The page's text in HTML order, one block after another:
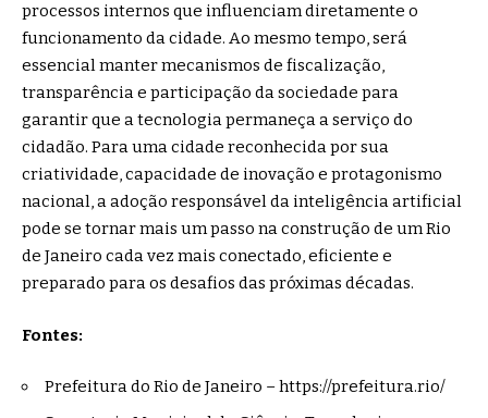
processos internos que influenciam diretamente o
funcionamento da cidade. Ao mesmo tempo, será
essencial manter mecanismos de fiscalização,
transparência e participação da sociedade para
garantir que a tecnologia permaneça a serviço do
cidadão. Para uma cidade reconhecida por sua
criatividade, capacidade de inovação e protagonismo
nacional, a adoção responsável da inteligência artificial
pode se tornar mais um passo na construção de um Rio
de Janeiro cada vez mais conectado, eficiente e
preparado para os desafios das próximas décadas.
Fontes:
Prefeitura do Rio de Janeiro –https://prefeitura.rio/